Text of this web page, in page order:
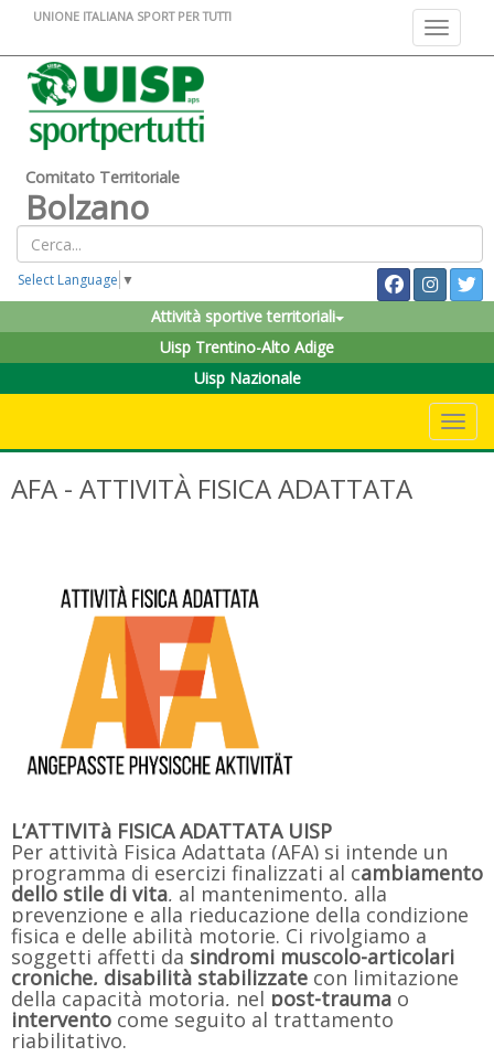
Toggle
UNIONE ITALIANA SPORT PER TUTTI
Comitato Territoriale
Bolzano
Select Language ▼
Attività sportive territoriali
Uisp Trentino-Alto Adige
Uisp Nazionale
AFA - ATTIVITÀ FISICA ADATTATA
L’ATTIVITà FISICA ADATTATA UISP
Per attività Fisica Adattata (AFA) si intende un
programma di esercizi finalizzati al cambiamento
dello stile di vita, al mantenimento, alla
prevenzione e alla rieducazione della condizione
fisica e delle abilità motorie. Ci rivolgiamo a
soggetti affetti da sindromi muscolo-articolari
croniche, disabilità stabilizzate con limitazione
della capacità motoria, nel post-trauma o
intervento come seguito al trattamento
riabilitativo.